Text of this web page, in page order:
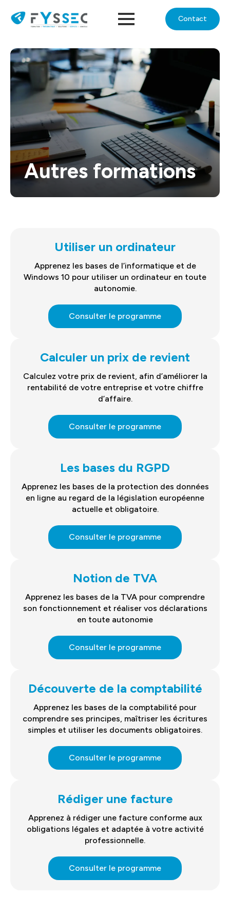
Contact
Autres formations
Utiliser un ordinateur
Apprenez les bases de l’informatique et de
Windows 10 pour utiliser un ordinateur en toute
autonomie.
Consulter le programme
Calculer un prix de revient
Calculez votre prix de revient, afin d’améliorer la
rentabilité de votre entreprise et votre chiffre
d’affaire.
Consulter le programme
Les bases du RGPD
Apprenez les bases de la protection des données
en ligne au regard de la législation européenne
actuelle et obligatoire.
Consulter le programme
Notion de TVA
Apprenez les bases de la TVA pour comprendre
son fonctionnement et réaliser vos déclarations
en toute autonomie
Consulter le programme
Découverte de la comptabilité
Apprenez les bases de la comptabilité pour
comprendre ses principes, maîtriser les écritures
simples et utiliser les documents obligatoires.
Consulter le programme
Rédiger une facture
Apprenez à rédiger une facture conforme aux
obligations légales et adaptée à votre activité
professionnelle.
Consulter le programme